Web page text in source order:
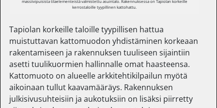
massiivipuisista tilaelementeistä valmistettu asuintalo. Rakennuksessa on Tapiolan korkeille
kerrostaloille tyypillinen kattohattu.
Tapiolan korkeille taloille tyypillisen hattua
muistuttavan kattomuodon yhdistäminen korkeaan
rakentamiseen ja rakennuksen tuuliseen sijaintiin
asetti tuulikuormien hallinnalle omat haasteensa.
Kattomuoto on alueelle arkkitehtikilpailun myötä
aikoinaan tullut kaavamääräys. Rakennuksen
julkisivusuhteisiin ja aukotuksiin on lisäksi piirretty